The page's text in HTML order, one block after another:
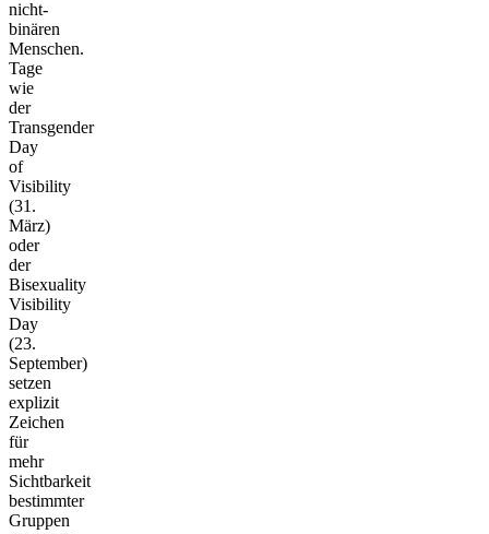
nicht-
binären
Menschen.
Tage
wie
der
Transgender
Day
of
Visibility
(31.
März)
oder
der
Bisexuality
Visibility
Day
(23.
September)
setzen
explizit
Zeichen
für
mehr
Sichtbarkeit
bestimmter
Gruppen